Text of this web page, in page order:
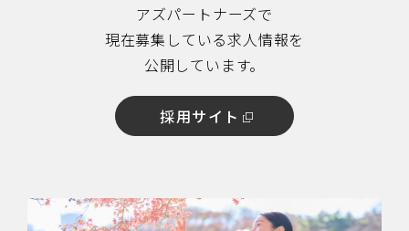
アズパートナーズで
現在募集している求人情報を
公開しています。
採用サイト